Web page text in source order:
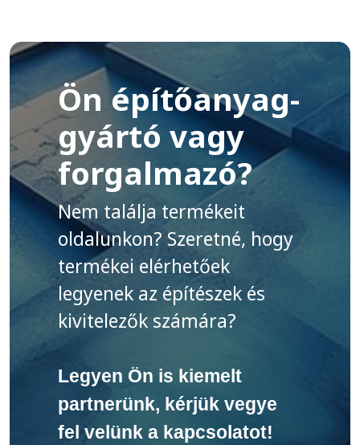
Ön építőanyag-
gyártó vagy
forgalmazó?
Nem találja termékeit
oldalunkon? Szeretné, hogy
termékei elérhetőek
legyenek az építészek és
kivitelezők számára?
Legyen Ön is kiemelt
partnerünk, kérjük vegye
fel velünk a kapcsolatot!